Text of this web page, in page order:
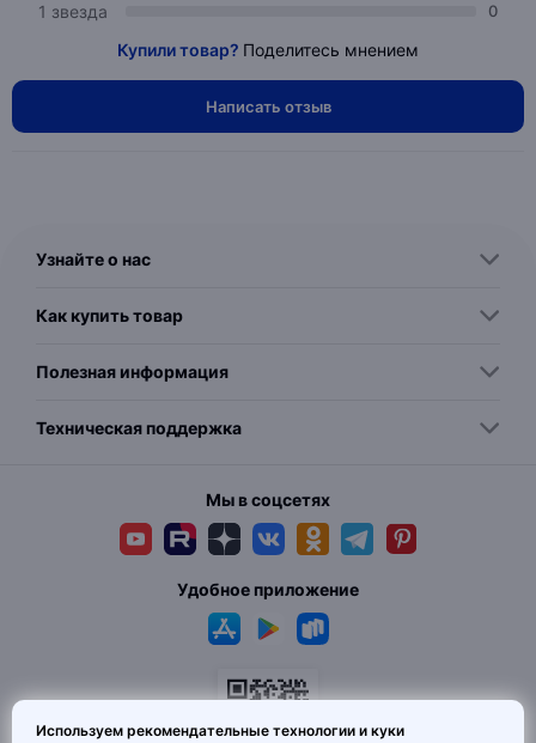
1 звезда 0
Купили товар? Поделитесь мнением
Написать отзыв
Узнайте о нас
Как купить товар
Полезная информация
Техническая поддержка
Мы в соцсетях
Удобное приложение
Используем рекомендательные технологии и куки